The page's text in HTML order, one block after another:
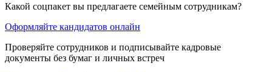
Какой соцпакет вы предлагаете семейным сотрудникам?
Оформляйте кандидатов онлайн
Проверяйте сотрудников и подписывайте кадровые
документы без бумаг и личных встреч